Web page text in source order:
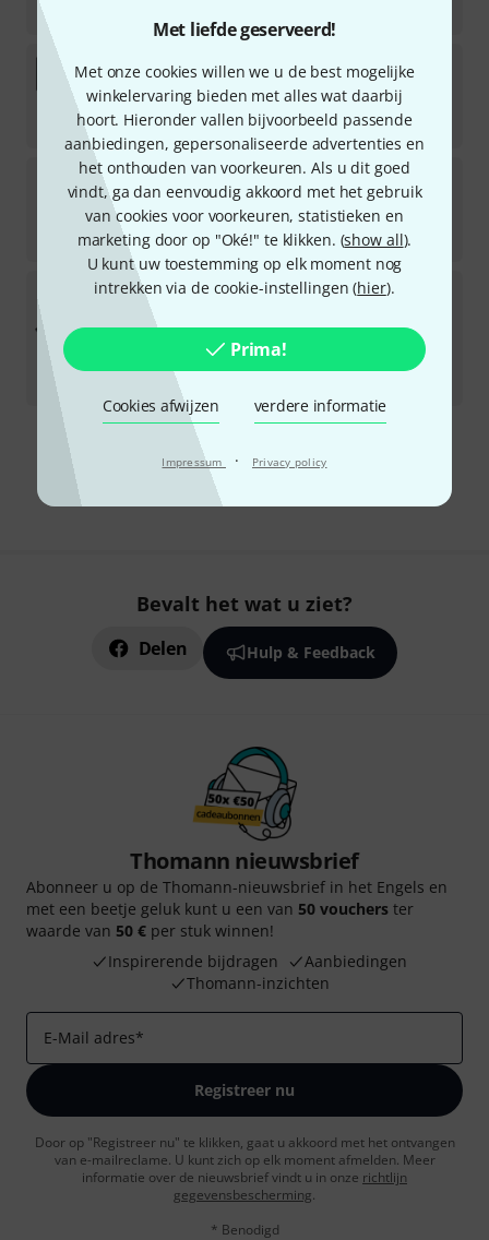
Met liefde geserveerd!
Met onze cookies willen we u de best mogelijke
winkelervaring bieden met alles wat daarbij
hoort. Hieronder vallen bijvoorbeeld passende
aanbiedingen, gepersonaliseerde advertenties en
het onthouden van voorkeuren. Als u dit goed
vindt, ga dan eenvoudig akkoord met het gebruik
van cookies voor voorkeuren, statistieken en
marketing door op "Oké!" te klikken. (show all).
U kunt uw toestemming op elk moment nog
intrekken via de cookie-instellingen (hier).
Prima!
Cookies afwijzen verdere informatie
Impressum · Privacy policy
Bundle
Direct leverbaar
€2.222
Blackmagic DesignATEM Mini Pro B-Stock
product is uitverkocht
€ 293
Blackmagic Design ATEM SDI Extreme ISO B-
Stock
product is uitverkocht
30-Dagen-Beste-Prijs
Gratis verzending vanaf € 69
Alle prijzen incl. btw
Bevalt het wat u ziet?
Delen Hulp & Feedback
Thomann nieuwsbrief
Abonneer u op de Thomann-nieuwsbrief in het Engels en
met een beetje geluk kunt u een van 50 vouchers ter
waarde van 50 € per stuk winnen!
Inspirerende bijdragen
Aanbiedingen
Thomann-inzichten
E-Mail adres*
Registreer nu
Door op "Registreer nu" te klikken, gaat u akkoord met het ontvangen
van e-mailreclame. U kunt zich op elk moment afmelden. Meer
informatie over de nieuwsbrief vindt u in onze richtlijn
gegevensbescherming.
* Benodigd